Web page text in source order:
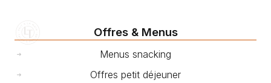
Offres & Menus
Menus snacking
Offres petit déjeuner